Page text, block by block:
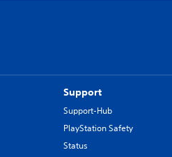
Support
Support-Hub
PlayStation Safety
Status